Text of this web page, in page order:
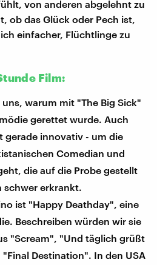
von anderen abgelehnt zu
ob das Glück oder Pech ist,
einfacher, Flüchtlinge zu
Film:
warum mit "The Big Sick"
gerettet wurde. Auch
gerade innovativ - um die
Comedian und
die auf die Probe gestellt
schwer erkrankt.
ist "Happy Deathday", eine
Beschreiben würden wir sie
"Scream", "Und täglich grüßt
Destination". In den USA